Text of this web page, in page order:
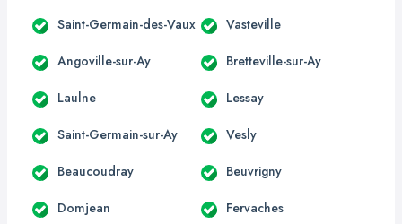
Saint-Germain-des-Vaux Vasteville
Angoville-sur-Ay Bretteville-sur-Ay
Laulne Lessay
Saint-Germain-sur-Ay Vesly
Beaucoudray Beuvrigny
Domjean Fervaches